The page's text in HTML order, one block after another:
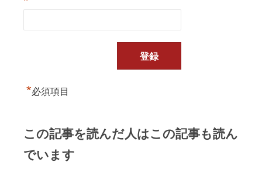
*必須項目
この記事を読んだ人はこの記事も読ん
でいます